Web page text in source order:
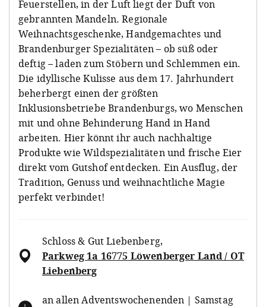
Feuerstellen, in der Luft liegt der Duft von
gebrannten Mandeln. Regionale
Weihnachtsgeschenke, Handgemachtes und
Brandenburger Spezialitäten – ob süß oder
deftig – laden zum Stöbern und Schlemmen ein.
Die idyllische Kulisse aus dem 17. Jahrhundert
beherbergt einen der größten
Inklusionsbetriebe Brandenburgs, wo Menschen
mit und ohne Behinderung Hand in Hand
arbeiten. Hier könnt ihr auch nachhaltige
Produkte wie Wildspezialitäten und frische Eier
direkt vom Gutshof entdecken. Ein Ausflug, der
Tradition, Genuss und weihnachtliche Magie
perfekt verbindet!
Schloss & Gut Liebenberg,
Parkweg 1a 16775 Löwenberger Land / OT
Liebenberg
an allen Adventswochenenden | Samstag